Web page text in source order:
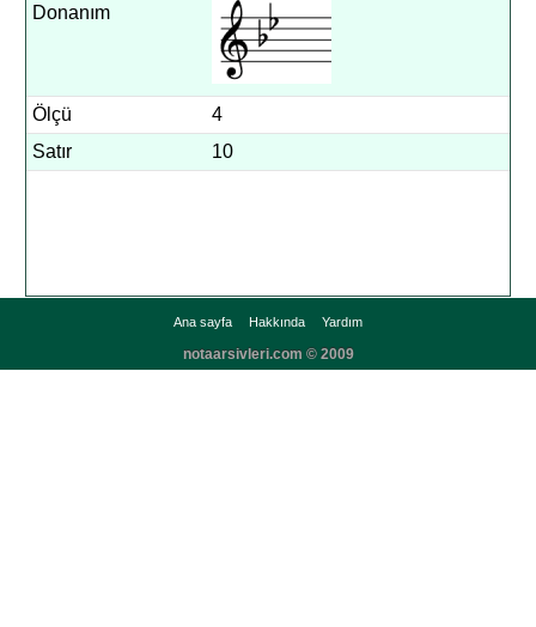
Donanım
Ölçü
4
Satır
10
Ana sayfa Hakkında Yardım
notaarsivleri.com © 2009